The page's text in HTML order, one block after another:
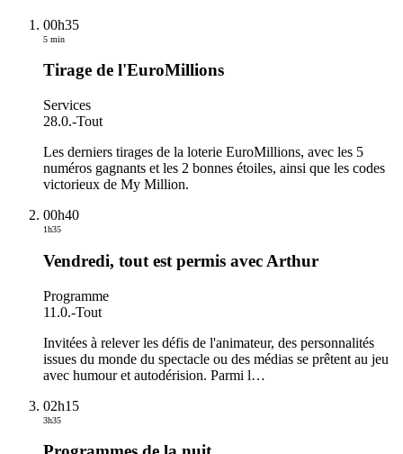
00h35
5 min
Tirage de l'EuroMillions
Services
28.0.-Tout
Les derniers tirages de la loterie EuroMillions, avec les 5
numéros gagnants et les 2 bonnes étoiles, ainsi que les codes
victorieux de My Million.
00h40
1h35
Vendredi, tout est permis avec Arthur
Programme
11.0.-Tout
Invitées à relever les défis de l'animateur, des personnalités
issues du monde du spectacle ou des médias se prêtent au jeu
avec humour et autodérision. Parmi l…
02h15
3h35